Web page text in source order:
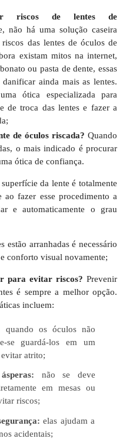
riscos de lentes de
não há uma solução caseira
das lentes de óculos de
existam mitos na internet,
ou pasta de dente, essas
ainda mais as lentes.
ótica especializada para
de troca das lentes e fazer a
de óculos riscada? Quando
o mais indicado é procurar
ótica de confiança.
da lente é totalmente
fazer esse procedimento a
e automaticamente o grau
estão arranhadas é necessário
conforto visual novamente;
para evitar riscos? Prevenir
é sempre a melhor opção.
incluem:
quando os óculos não
se guardá-los em um
atrito;
não se deve
em mesas ou
riscos;
elas ajudam a
acidentais;